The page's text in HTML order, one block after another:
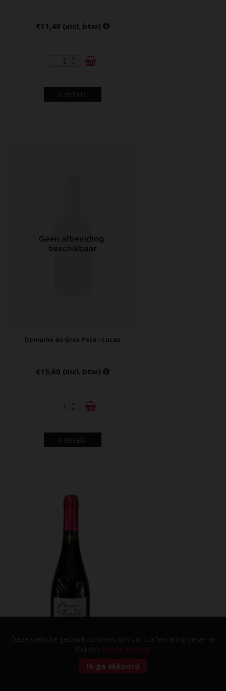
Deze website gebruikt cookies om uw surfervaring beter te
maken. Meer weten.
Ik ga akkoord
€11,40 (incl. btw)
details
Domaine du Gros Pata - Lucas
€15,60 (incl. btw)
details